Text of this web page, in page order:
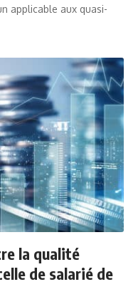
applicable aux quasi-
la qualité
de salarié de